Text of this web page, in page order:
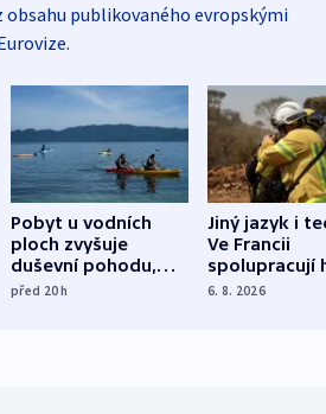
obsahu publikovaného evropskými
Pobyt u vodních
ploch zvyšuje
duševní pohodu,
ukázala
před 20h
Jiný jazyk i
Ve Francii
spolupracují
různých zemí
6. 8. 2026